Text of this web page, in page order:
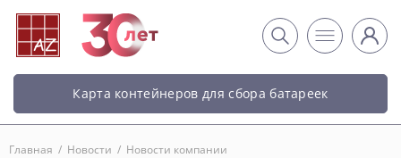
Карта контейнеров для сбора батареек
Главная / Новости / Новости компании